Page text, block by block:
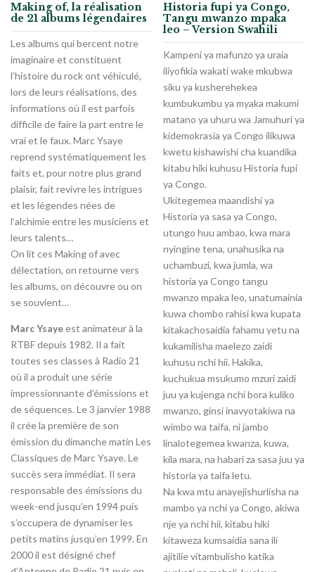
Making of, la réalisation
de 21 albums légendaires
Les albums qui bercent notre
imaginaire et constituent
l’histoire du rock ont véhiculé,
lors de leurs réalisations, des
informations où il est parfois
difficile de faire la part entre le
vrai et le faux. Marc Ysaye
reprend systématiquement les
faits et, pour notre plus grand
plaisir, fait revivre les intrigues
et les légendes nées de
l’alchimie entre les musiciens et
leurs talents…
On lit ces Making of avec
délectation, on retourne vers
les albums, on découvre ou on
se souvient…
Marc Ysayeest animateur à la
RTBF depuis 1982. Il a fait
toutes ses classes à Radio 21
où il a produit une série
impressionnante d’émissions et
de séquences. Le 3 janvier 1988
il crée la première de son
émission du dimanche matin Les
Classiques de Marc Ysaye. Le
succès sera immédiat. Il sera
responsable des émissions du
week-end jusqu’en 1994 puis
s’occupera de dynamiser les
petits matins jusqu’en 1999. En
2000 il est désigné chef
Historia fupi ya Congo,
Tangu mwanzo mpaka
leo – Version Swahili
Kampeni ya mafunzo ya uraia
iliyofikia wakati wake mkubwa
siku ya kusherehekea
kumbukumbu ya myaka makumi
matano ya uhuru wa Jamuhuri ya
kidemokrasia ya Congo ilikuwa
kwetu kishawishi cha kuandika
kitabu hiki kuhusu Historia fupi
ya Congo.
Ukitegemea maandishi ya
Historia ya sasa ya Congo,
utungo huu ambao, kwa mara
nyingine tena, unahusika na
uchambuzi, kwa jumla, wa
historia ya Congo tangu
mwanzo mpaka leo, unatumainia
kuwa chombo rahisi kwa kupata
kitakachosaidia fahamu yetu na
kukamilisha maelezo zaidi
kuhusu nchi hii. Hakika,
kuchukua msukumo mzuri zaidi
juu ya kujenga nchi bora kuliko
mwanzo, ginsi inavyotakiwa na
wimbo wa taifa, ni jambo
linalotegemea kwanza, kuwa,
kila mara, na habari za sasa juu ya
historia ya taifa letu.
Na kwa mtu anayejishurlisha na
mambo ya nchi ya Congo, akiwa
nje ya nchi hii, kitabu hiki
kitaweza kumsaidia sana ili
ajitilie vitambulisho katika